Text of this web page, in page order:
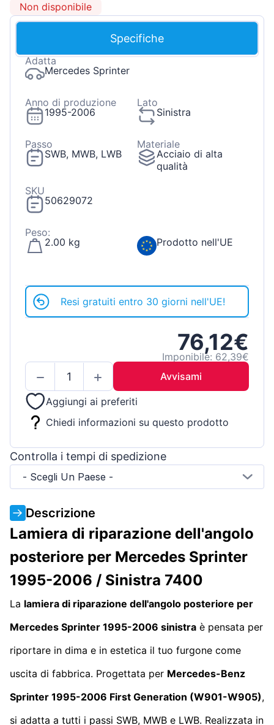
Non disponibile
Specifiche
Adatta
Mercedes Sprinter
Anno di produzione
1995-2006
Lato
Sinistra
Passo
SWB, MWB, LWB
Materiale
Acciaio di alta
qualità
SKU
50629072
Peso:
2.00 kg
Prodotto nell'UE
Resi gratuiti entro 30 giorni nell'UE!
76,12€
Imponibile: 62,39€
Avvisami
Aggiungi ai preferiti
Chiedi informazioni su questo prodotto
Controlla i tempi di spedizione
- Scegli Un Paese -
Descrizione
Lamiera di riparazione dell'angolo
posteriore per Mercedes Sprinter
1995-2006 / Sinistra 7400
La lamiera di riparazione dell'angolo posteriore per
Mercedes Sprinter 1995-2006 sinistra è pensata per
riportare in dima e in estetica il tuo furgone come
uscita di fabbrica. Progettata per Mercedes-Benz
Sprinter 1995-2006 First Generation (W901-W905),
si adatta a tutti i passi SWB, MWB e LWB. Realizzata in